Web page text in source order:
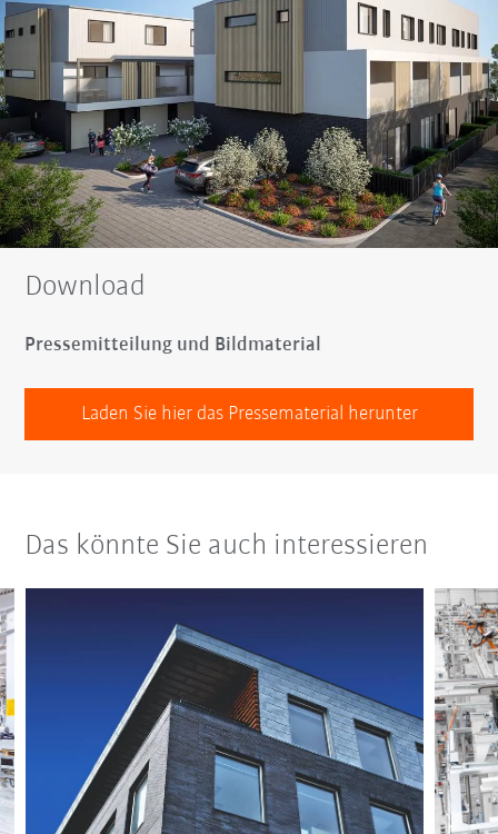
Download
Pressemitteilung und Bildmaterial
Laden Sie hier das Pressematerial herunter
Das könnte Sie auch interessieren